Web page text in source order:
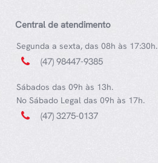
Central de atendimento
Segunda a sexta, das 08h às 17:30h.
(47) 98447-9385
Sábados das 09h às 13h.
No Sábado Legal das 09h às 17h.
(47) 3275-0137